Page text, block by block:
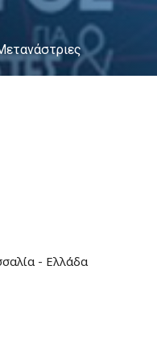
- Ελλάδα